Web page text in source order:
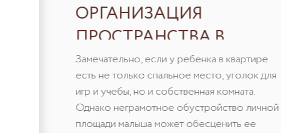
ОРГАНИЗАЦИЯ
ПРОСТРАНСТВА В
ДЕТСКОЙ
Замечательно, если у ребенка в квартире
есть не только спальное место, уголок для
игр и учебы, но и собственная комната.
Однако неграмотное обустройство личной
площади малыша может обесценить ее